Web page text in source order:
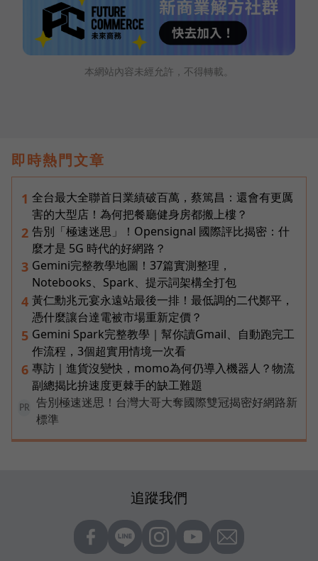
本網站內容未經允許，不得轉載。
即時熱門文章
1 全台最大全聯首日業績破百萬，蔡篤昌：還會有更厲
害的大型店！為何把餐廳健身房都搬上樓？
2 告別「極速迷思」！Opensignal 國際評比揭密：什
麼才是 5G 時代的好網路？
3 Gemini完整教學地圖！37篇實測整理，
Notebooks、Spark、提示詞架構全打包
4 黃仁勳兆元宴永遠站最後一排！最低調的二代鄭平，
憑什麼讓台達電被市場重新定價？
5 Gemini Spark完整教學｜幫你讀Gmail、自動跑完工
作流程，3個超實用情境一次看
6 專訪｜進貨沒變快，momo為何仍導入機器人？物流
副總揭比拚速度更棘手的缺工難題
PR
告別極速迷思！台灣大哥大奪國際雙冠揭密好網路新
標準
追蹤我們